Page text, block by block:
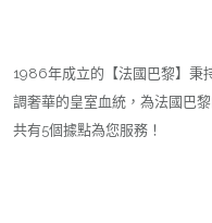
1986年成立的【法國巴黎】秉
調奢華的皇室血統，為法國巴
共有5個據點為您服務！